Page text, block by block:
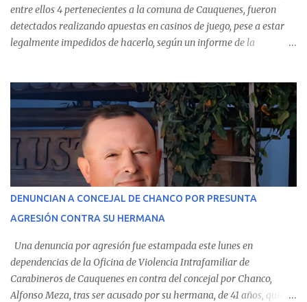
entre ellos 4 pertenecientes a la comuna de Cauquenes, fueron
detectados realizando apuestas en casinos de juego, pese a estar
legalmente impedidos de hacerlo, según un informe de la
estableció que estos funcionarios —quienes administran o
custodian fondos públicos— efectuaron transacciones por un
monto total de $116.075.918 entre enero de 2024 y junio de 2025.
En el detalle regional, se indica que en la comuna de Cauquenes se
identificó a cuatro funcionarios involucrados en este tipo de
operaciones. Asimismo, se precisa que uno de los casos
corresponde a un funcionario de la Municipalidad de Chanco,
detectaron incumplimientos a la normativa vigente. El informe
precisa que la mayor cantidad de dinero apostado se registró en
Talca, donde...
DENUNCIAN A CONCEJAL DE CHANCO POR PRESUNTA
AGRESIÓN CONTRA SU HERMANA
Una denuncia por agresión fue estampada este lunes en
dependencias de la Oficina de Violencia Intrafamiliar de
Carabineros de Cauquenes en contra del concejal por Chanco,
Alfonso Meza, tras ser acusado por su hermana, de 41 años, quien